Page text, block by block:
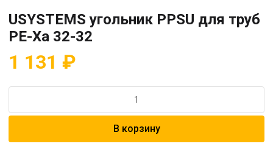
USYSTEMS угольник PPSU для труб
PE-Xa 32-32
1 131 ₽
USYSTEMS
В корзину